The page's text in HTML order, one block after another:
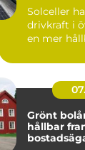
Solceller
drivkraft i
en mer
Grönt
hållbar